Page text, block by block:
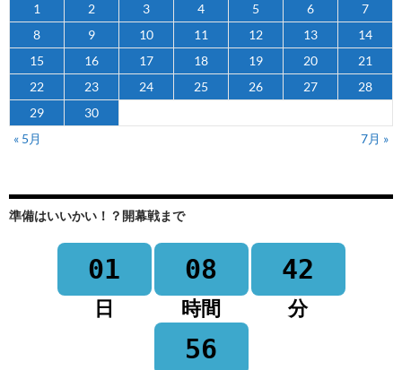
1
2 3 4 5 6
7
8
9 10 11 12 13
14
15
16 17 18 19 20
21
22
23 24 25 26 27
28
29
30
« 5月
7月 »
準備はいいかい！？開幕戦まで
01
日
08
時間
42
分
56